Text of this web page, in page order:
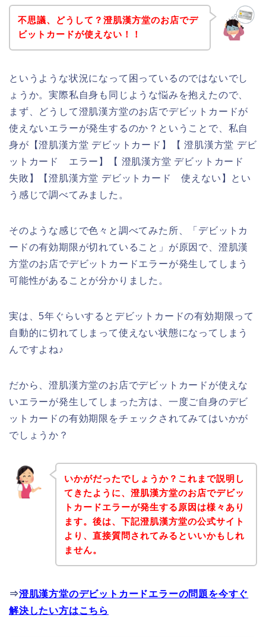
不思議、どうして？澄肌漢方堂のお店でデ
ビットカードが使えない！！
というような状況になって困っているのではないでし
ょうか。実際私自身も同じような悩みを抱えたので、
まず、どうして澄肌漢方堂のお店でデビットカードが
使えないエラーが発生するのか？ということで、私自
身が【澄肌漢方堂 デビットカード】【 澄肌漢方堂 デビ
ットカード エラー】【 澄肌漢方堂 デビットカード
失敗】【澄肌漢方堂 デビットカード 使えない】とい
う感じで調べてみました。
そのような感じで色々と調べてみた所、「デビットカ
ードの有効期限が切れていること」が原因で、澄肌漢
方堂のお店でデビットカードエラーが発生してしまう
可能性があることが分かりました。
実は、5年ぐらいするとデビットカードの有効期限って
自動的に切れてしまって使えない状態になってしまう
んですよね♪
だから、澄肌漢方堂のお店でデビットカードが使えな
いエラーが発生してしまった方は、一度ご自身のデビ
ットカードの有効期限をチェックされてみてはいかが
でしょうか？
いかがだったでしょうか？これまで説明し
てきたように、澄肌漢方堂のお店でデビッ
トカードエラーが発生する原因は様々あり
ます。後は、下記澄肌漢方堂の公式サイト
より、直接質問されてみるといいかもしれ
ません。
⇒澄肌漢方堂のデビットカードエラーの問題を今すぐ
解決したい方はこちら